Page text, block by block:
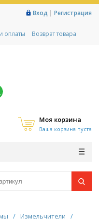
Вход | Регистрация
оплаты
Возврат товара
Моя корзина
Ваша корзина пуста
/ Измельчители
/